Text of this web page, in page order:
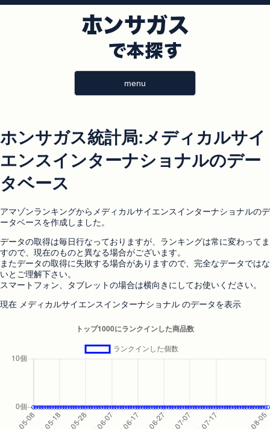
menu
ホンサガス統計局:メディカルサイ
エンスインターナショナルのデー
タベース
アマゾンランキングからメディカルサイエンスインターナショナルのデ
ータベースを作成しました。
データの取得は毎日行なっておりますが、ランキングは常に変わってま
すので、現在のものと異なる場合がございます。
またデータの取得に失敗する場合がありますので、完全なデータではな
いとご理解下さい。
スマートフォン、タブレットの場合は横向きにしてお使いください。
現在 メディカルサイエンスインターナショナル のデータを表示